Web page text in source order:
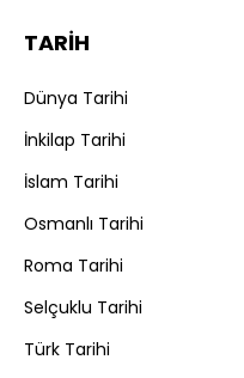
TARİH
Dünya Tarihi
İnkilap Tarihi
İslam Tarihi
Osmanlı Tarihi
Roma Tarihi
Selçuklu Tarihi
Türk Tarihi